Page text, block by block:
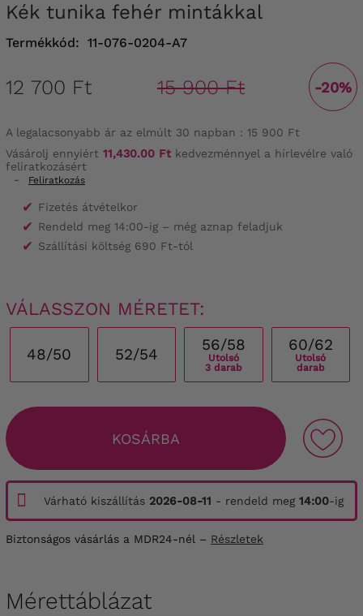
Kék tunika fehér mintákkal
Termékkód: 11-076-0204-A7
12 700 Ft 15 900 Ft -20%
A legalacsonyabb ár az elmúlt 30 napban : 15 900 Ft
Vásárolj ennyiért 11,430.00 Ft kedvezménnyel a hírlevélre való
feliratkozásért
-
Feliratkozás
✔ Fizetés átvételkor
✔ Rendeld meg 14:00-ig – még aznap feladjuk
✔ Szállítási költség 690 Ft-tól
VÁLASSZON MÉRETET:
48/50 52/54
56/58
Utolsó
3 darab
60/62
Utolsó
darab
KOSÁRBA
Várható kiszállítás 2026-08-11 - rendeld meg 14:00-ig
Biztonságos vásárlás a MDR24-nél – Részletek
Mérettáblázat